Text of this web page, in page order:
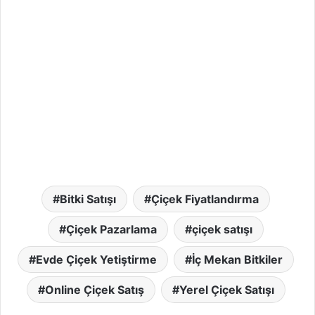
Bitki Satışı Çiçek Fiyatlandırma
Çiçek Pazarlama çiçek satışı
Evde Çiçek Yetiştirme İç Mekan Bitkiler
Online Çiçek Satış Yerel Çiçek Satışı